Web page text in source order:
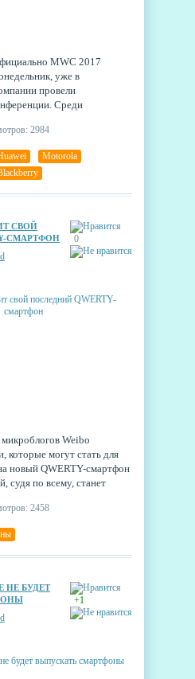
MWC 2017
уже в
провели
Среди
и даже Blackberry.
2984
Motorola
0
СВОЙ
СМАРТФОН
Weibo
которые могут стать для
новый QWERTY-смартфон
судя по всему, станет
2458
+1
НЕ БУДЕТ